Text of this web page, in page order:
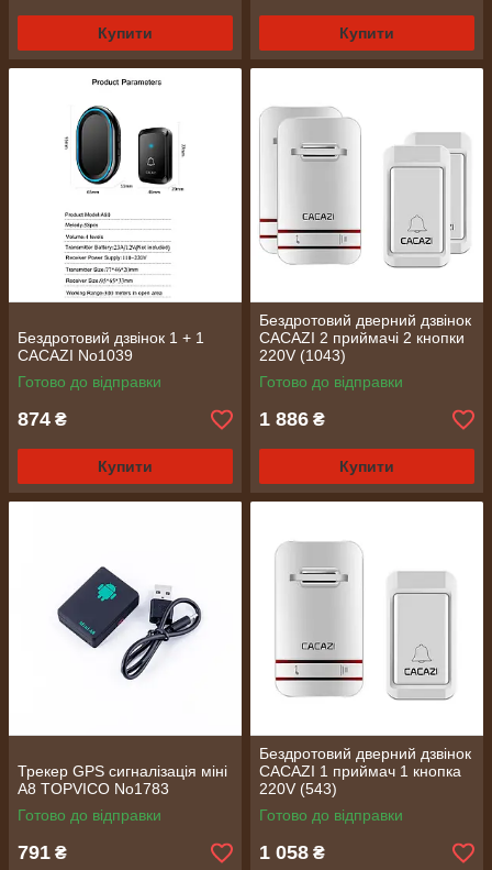
Купити Купити
Бездротовий дзвінок 1 + 1
CACAZI No1039
Готово до відправки
874 ₴
Купити
Бездротовий дверний дзвінок
CACAZI 2 приймачі 2 кнопки
220V (1043)
Готово до відправки
1 886 ₴
Купити
Трекер GPS сигналізація міні
А8 TOPVICO No1783
Готово до відправки
791 ₴
Бездротовий дверний дзвінок
CACAZI 1 приймач 1 кнопка
220V (543)
Готово до відправки
1 058 ₴